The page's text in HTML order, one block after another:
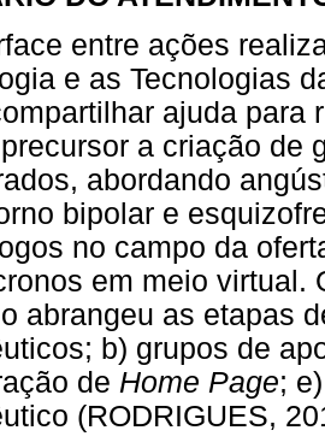
entre ações
e as Tecnologias
ajuda para
a criação de
abordando
bipolar e
no campo da
em meio virtual.
abrangeu as etapas
b) grupos de
de Home Page;
(RODRIGUES,